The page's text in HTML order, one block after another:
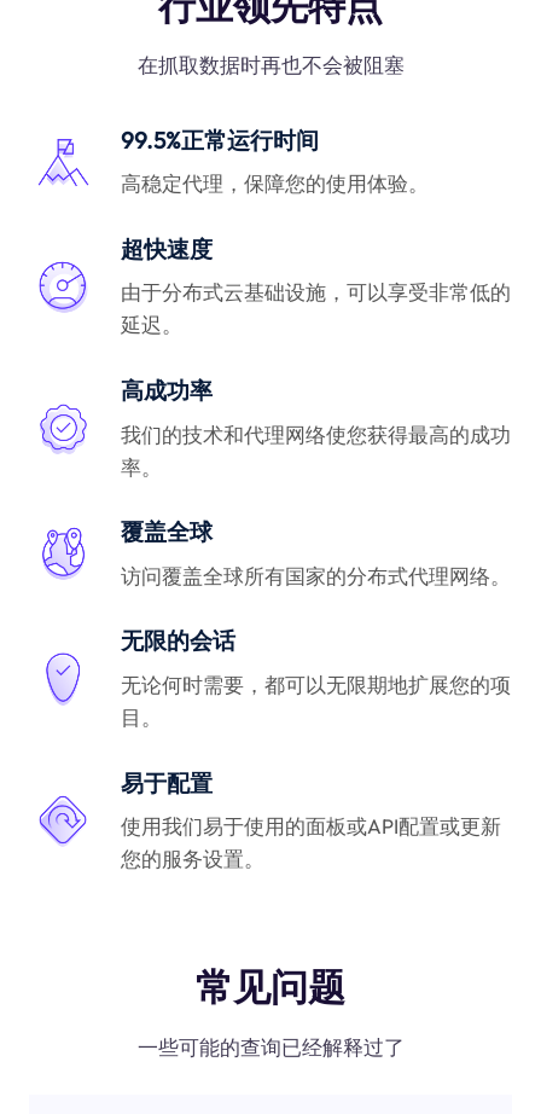
在抓取数据时再也不会被阻塞
99.5%正常运行时间
高稳定代理，保障您的使用体验。
超快速度
由于分布式云基础设施，可以享受非常低的
延迟。
高成功率
我们的技术和代理网络使您获得最高的成功
率。
覆盖全球
访问覆盖全球所有国家的分布式代理网络。
无限的会话
无论何时需要，都可以无限期地扩展您的项
目。
易于配置
使用我们易于使用的面板或API配置或更新
您的服务设置。
常见问题
一些可能的查询已经解释过了